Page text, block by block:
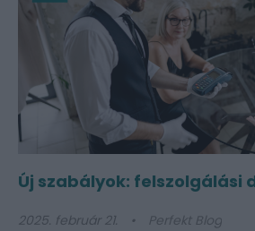
Új szabályok: felszolgálási
2025. február 21.
Perfekt Blog